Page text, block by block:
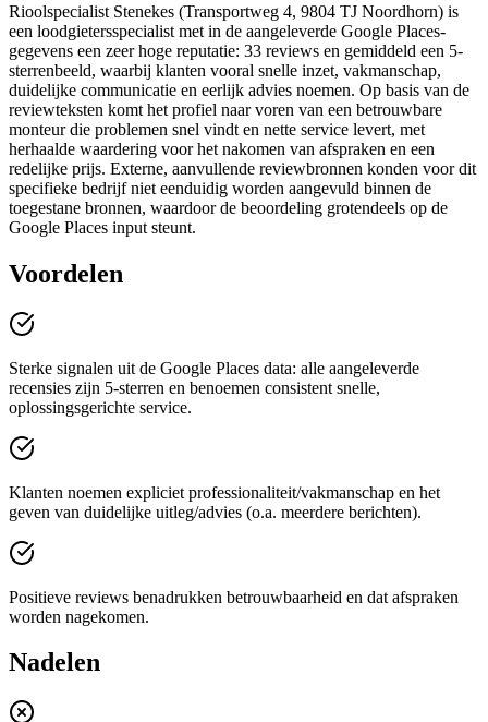
Rioolspecialist Stenekes (Transportweg 4, 9804 TJ Noordhorn) is
een loodgietersspecialist met in de aangeleverde Google Places-
gegevens een zeer hoge reputatie: 33 reviews en gemiddeld een 5-
sterrenbeeld, waarbij klanten vooral snelle inzet, vakmanschap,
duidelijke communicatie en eerlijk advies noemen. Op basis van de
reviewteksten komt het profiel naar voren van een betrouwbare
monteur die problemen snel vindt en nette service levert, met
herhaalde waardering voor het nakomen van afspraken en een
redelijke prijs. Externe, aanvullende reviewbronnen konden voor dit
specifieke bedrijf niet eenduidig worden aangevuld binnen de
toegestane bronnen, waardoor de beoordeling grotendeels op de
Google Places input steunt.
Voordelen
Sterke signalen uit de Google Places data: alle aangeleverde
recensies zijn 5-sterren en benoemen consistent snelle,
oplossingsgerichte service.
Klanten noemen expliciet professionaliteit/vakmanschap en het
geven van duidelijke uitleg/advies (o.a. meerdere berichten).
Positieve reviews benadrukken betrouwbaarheid en dat afspraken
worden nagekomen.
Nadelen